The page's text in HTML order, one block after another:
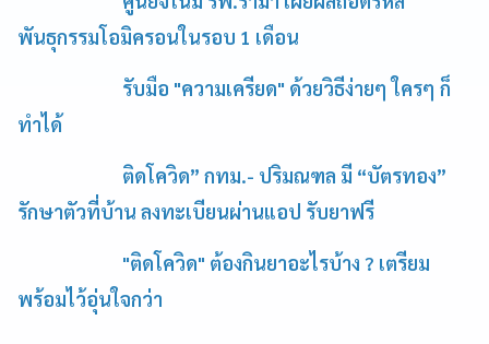
พันธุกรรมโอมิครอนในรอบ 1 เดือน
รับมือ "ความเครียด" ด้วยวิธีง่ายๆ ใครๆ ก็
ทำได้
ติดโควิด” กทม.- ปริมณฑล มี “บัตรทอง”
รักษาตัวที่บ้าน ลงทะเบียนผ่านแอป รับยาฟรี
"ติดโควิด" ต้องกินยาอะไรบ้าง ? เตรียม
พร้อมไว้อุ่นใจกว่า